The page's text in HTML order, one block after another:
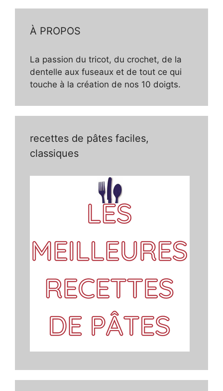
À PROPOS
La passion du tricot, du crochet, de la
dentelle aux fuseaux et de tout ce qui
touche à la création de nos 10 doigts.
recettes de pâtes faciles,
classiques